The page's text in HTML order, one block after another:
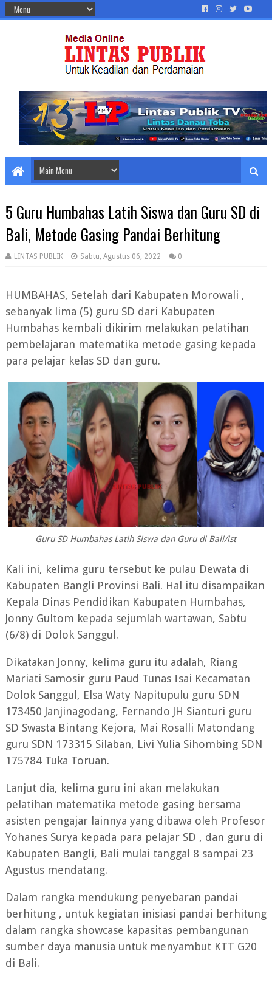
5 Guru Humbahas Latih Siswa dan Guru SD di
Bali, Metode Gasing Pandai Berhitung
LINTAS PUBLIK Sabtu, Agustus 06, 2022 0
HUMBAHAS, Setelah dari Kabupaten Morowali ,
sebanyak lima (5) guru SD dari Kabupaten
Humbahas kembali dikirim melakukan pelatihan
pembelajaran matematika metode gasing kepada
para pelajar kelas SD dan guru.
Guru SD Humbahas Latih Siswa dan Guru di Bali/ist
Kali ini, kelima guru tersebut ke pulau Dewata di
Kabupaten Bangli Provinsi Bali. Hal itu disampaikan
Kepala Dinas Pendidikan Kabupaten Humbahas,
Jonny Gultom kepada sejumlah wartawan, Sabtu
(6/8) di Dolok Sanggul.
Dikatakan Jonny, kelima guru itu adalah, Riang
Mariati Samosir guru Paud Tunas Isai Kecamatan
Dolok Sanggul, Elsa Waty Napitupulu guru SDN
173450 Janjinagodang, Fernando JH Sianturi guru
SD Swasta Bintang Kejora, Mai Rosalli Matondang
guru SDN 173315 Silaban, Livi Yulia Sihombing SDN
175784 Tuka Toruan.
Lanjut dia, kelima guru ini akan melakukan
pelatihan matematika metode gasing bersama
asisten pengajar lainnya yang dibawa oleh Profesor
Yohanes Surya kepada para pelajar SD , dan guru di
Kabupaten Bangli, Bali mulai tanggal 8 sampai 23
Agustus mendatang.
Dalam rangka mendukung penyebaran pandai
berhitung , untuk kegiatan inisiasi pandai berhitung
dalam rangka showcase kapasitas pembangunan
sumber daya manusia untuk menyambut KTT G20
di Bali.